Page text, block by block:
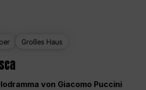
Großes Haus
von Giacomo Puccini